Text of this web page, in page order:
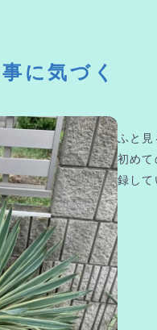
に気づく
ふと見
初めて
録して